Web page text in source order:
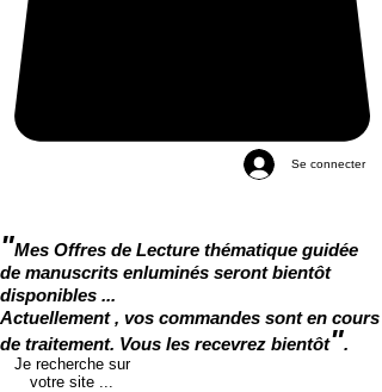
Se connecter
"Mes Offres de Lecture thématique guidée
de manuscrits enluminés seront bientôt
disponibles ...
Actuellement , vos commandes sont en cours
de traitement. Vous les recevrez bientôt".
Je recherche sur
votre site ...